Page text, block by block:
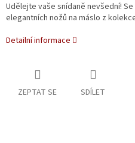
Udělejte vaše snídaně nevšední!
elegantních nožů na máslo z
Detailní informace
ZEPTAT SE SDÍLET